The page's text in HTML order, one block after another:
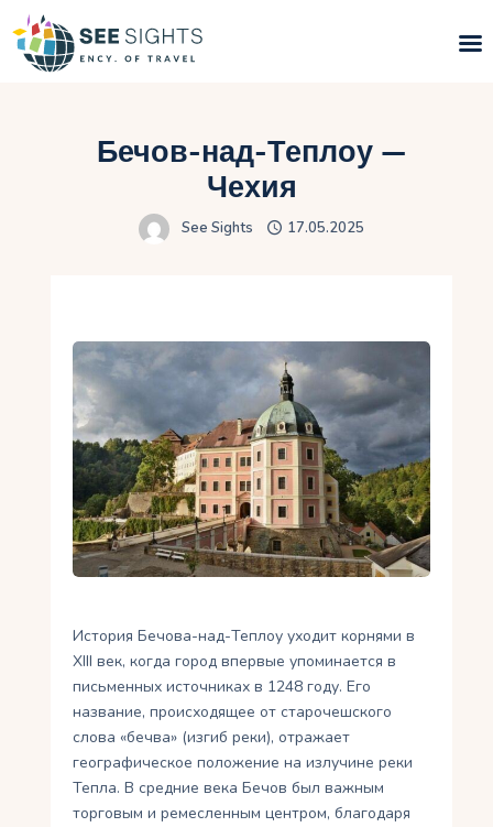
Типы Туров
Инфо
Блог
Контакты
Укр
Бечов-над-Теплоу —
Чехия
See Sights 17.05.2025
История Бечова-над-Теплоу уходит корнями в
XIII век, когда город впервые упоминается в
письменных источниках в 1248 году. Его
название, происходящее от старочешского
слова «бечва» (изгиб реки), отражает
географическое положение на излучине реки
Тепла. В средние века Бечов был важным
торговым и ремесленным центром, благодаря